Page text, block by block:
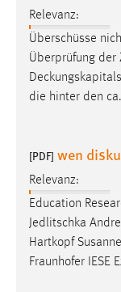
Relevanz:
Überschüsse
Überprüfung der
Deckungskapitals
die hinter den
[PDF] wen
Relevanz:
Education
Jedlitschka
Hartkopf
Fraunhofer IESE